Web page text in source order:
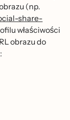
(np.
share-
właściwości
obrazu do